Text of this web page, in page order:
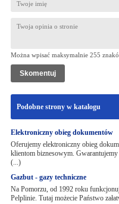
Można wpisać maksymalnie 255
Podobne strony w katalogu
Elektroniczny obieg dokumentów
Oferujemy elektroniczny obieg
klientom biznesowym.
(...)
Gazbut - gazy techniczne
Na Pomorzu, od 1992 roku
Pelplinie. Tutaj możecie Państwo